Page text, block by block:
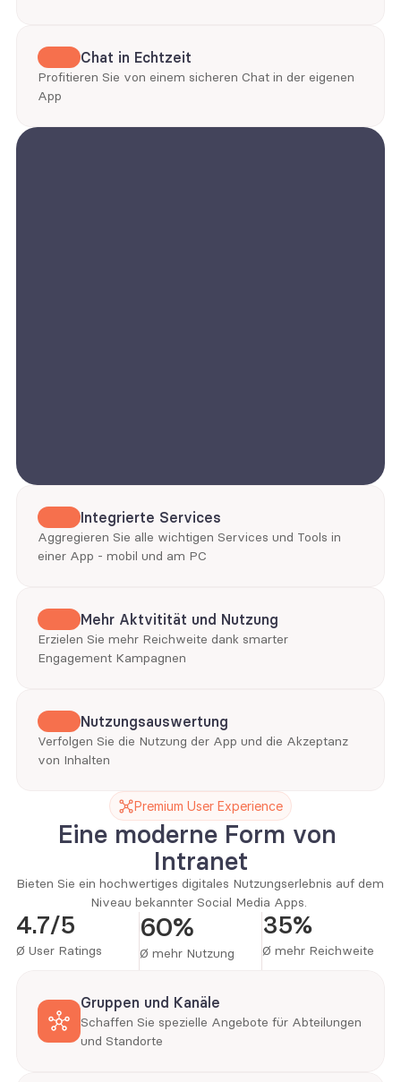
Chat in Echtzeit
Profitieren Sie von einem sicheren Chat in der eigenen
App
Integrierte Services
Aggregieren Sie alle wichtigen Services und Tools in
einer App - mobil und am PC
Mehr Aktvitität und Nutzung
Erzielen Sie mehr Reichweite dank smarter
Engagement Kampagnen
Nutzungsauswertung
Verfolgen Sie die Nutzung der App und die Akzeptanz
von Inhalten
Premium User Experience
Eine moderne Form von
Intranet
Bieten Sie ein hochwertiges digitales Nutzungserlebnis auf dem
Niveau bekannter Social Media Apps.
4.7/5
Ø User Ratings
60%
Ø mehr Nutzung
35%
Ø mehr Reichweite
Gruppen und Kanäle
Schaffen Sie spezielle Angebote für Abteilungen
und Standorte